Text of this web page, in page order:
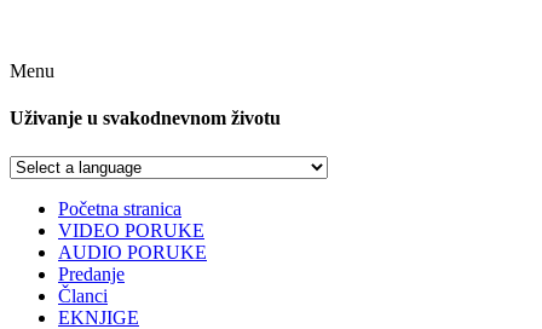
Menu
Uživanje u svakodnevnom životu
Početna stranica
VIDEO PORUKE
AUDIO PORUKE
Predanje
Članci
EKNJIGE